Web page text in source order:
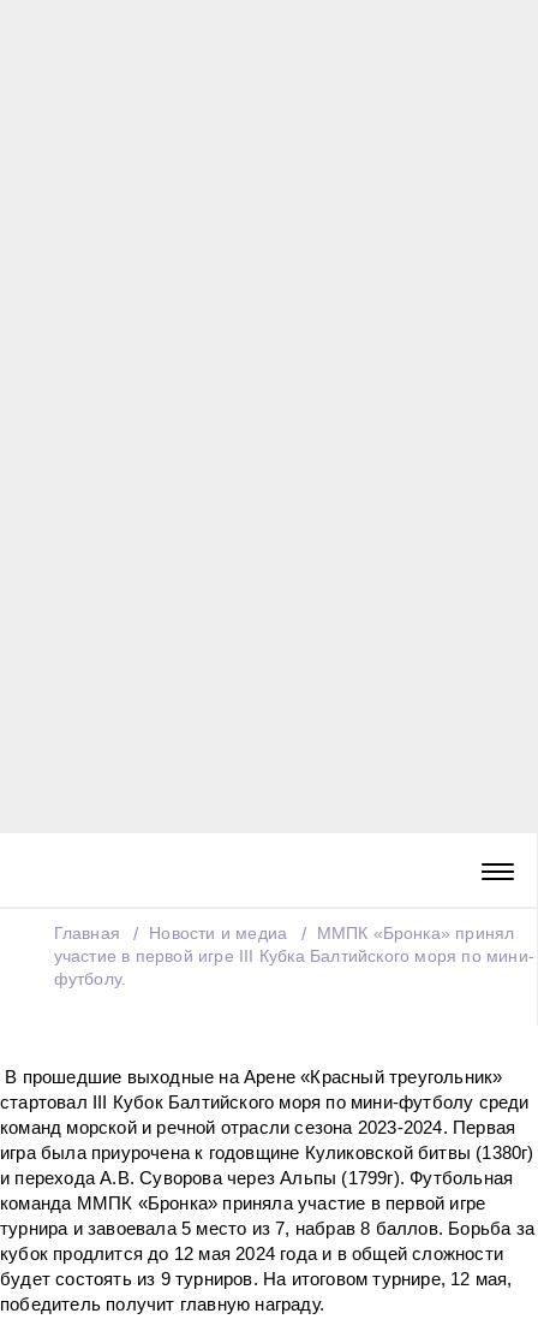
Главная Новости и медиа
ММПК «Бронка» принял
участие в первой игре III Кубка Балтийского моря по мини-
футболу.
В прошедшие выходные на Арене «Красный треугольник»
стартовал III Кубок Балтийского моря по мини-футболу среди
команд морской и речной отрасли сезона 2023-2024. Первая
игра была приурочена к годовщине Куликовской битвы (1380г)
и перехода А.В. Суворова через Альпы (1799г). Футбольная
команда ММПК «Бронка» приняла участие в первой игре
турнира и завоевала 5 место из 7, набрав 8 баллов. Борьба за
кубок продлится до 12 мая 2024 года и в общей сложности
будет состоять из 9 турниров. На итоговом турнире, 12 мая,
победитель получит главную награду.